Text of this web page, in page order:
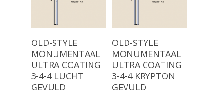
OLD-STYLE
MONUMENTAAL
ULTRA COATING
3-4-4 LUCHT
GEVULD
OLD-STYLE
MONUMENTAAL
ULTRA COATING
3-4-4 KRYPTON
GEVULD